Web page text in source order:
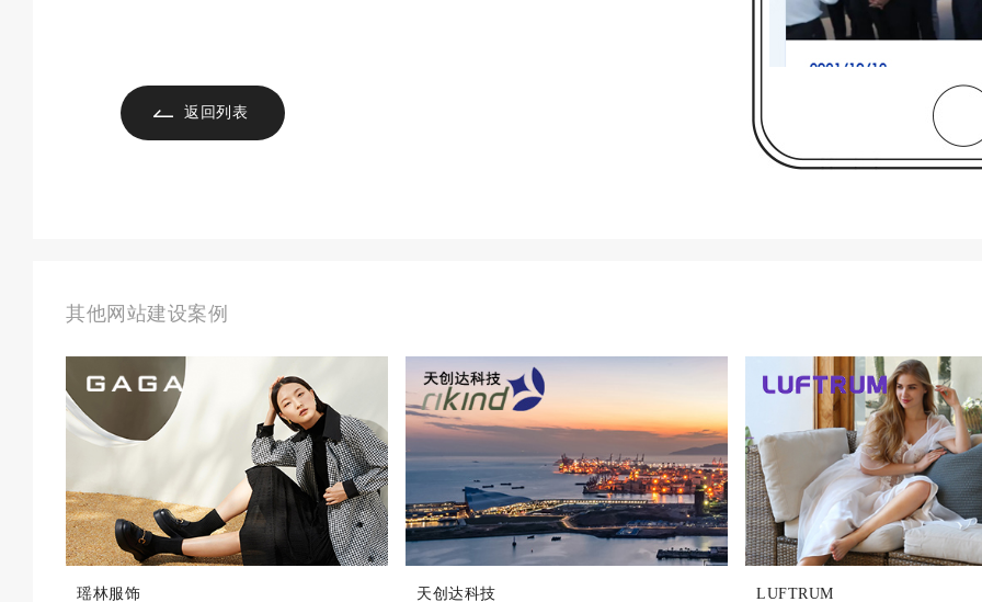
返回列表
其他网站建设案例
瑶林服饰 天创达科技 LUFTRUM